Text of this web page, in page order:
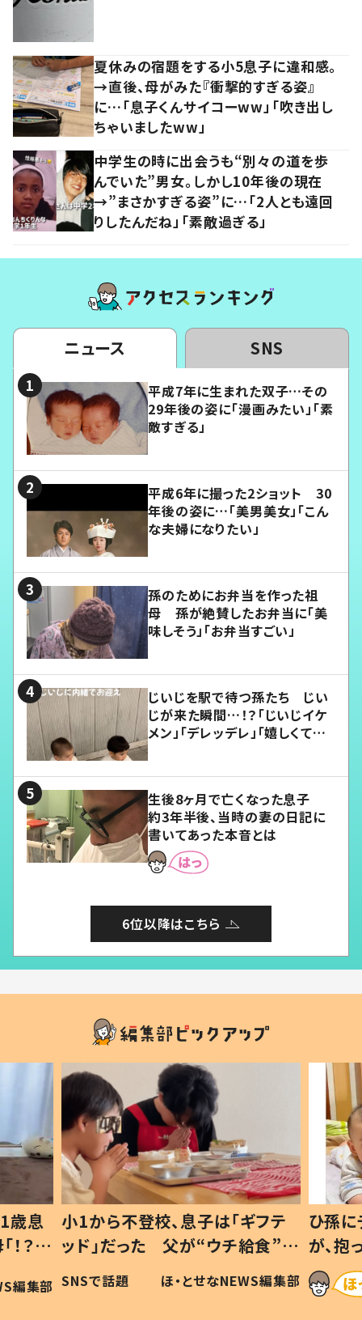
夏休みの宿題をする小5息子に違和感。
→直後、母がみた『衝撃的すぎる姿』
に…「息子くんサイコーww」「吹き出し
ちゃいましたww」
中学生の時に出会うも“別々の道を歩
んでいた”男女。しかし10年後の現在
→”まさかすぎる姿”に…「2人とも遠回
りしたんだね」「素敵過ぎる」
ニュース SNS
平成7年に生まれた双子…その
29年後の姿に「漫画みたい」「素
敵すぎる」
平成6年に撮った2ショット 30
年後の姿に…「美男美女」「こん
な夫婦になりたい」
孫のためにお弁当を作った祖
母 孫が絶賛したお弁当に「美
味しそう」「お弁当すごい」
じいじを駅で待つ孫たち じい
じが来た瞬間…！？「じいじイケ
メン」「デレッデレ」「嬉しくて可
生後8ヶ月で亡くなった息子
約3年半後、当時の妻の日記に
書いてあった本音とは
6位以降はこちら
歳息
？」
編集部
小1から不登校、息子は「ギフテ
ッド」だった 父が“ウチ給食”を
作り続ける理由とは #令和の親
#令和の子
SNSで話題 ほ・とせなNEWS編集部
ひ孫
が、
「涙が
い」